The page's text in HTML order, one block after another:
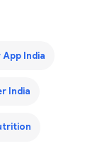
India
India